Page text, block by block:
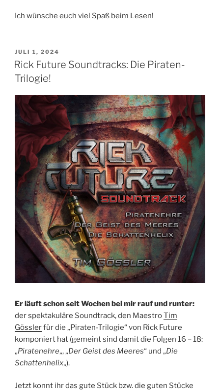
Ich wünsche euch viel Spaß beim Lesen!
VERÖFFENTLICHT
AM
JULI 1, 2024
Rick Future Soundtracks: Die Piraten-
Trilogie!
Er läuft schon seit Wochen bei mir rauf und runter:
der spektakuläre Soundtrack, den MaestroTim
Gösslerfür die „Piraten-Trilogie“ von Rick Future
komponiert hat (gemeint sind damit die Folgen 16 – 18:
„Piratenehre„, „Der Geist des Meeres“ und „Die
Schattenhelix„).
Jetzt konnt ihr das gute Stück bzw. die guten Stücke